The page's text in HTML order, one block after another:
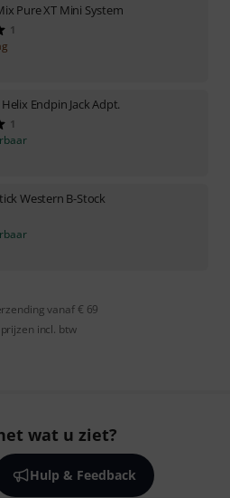
Pure XT Mini System
1
Endpin Jack Adpt.
1
Western B-Stock
vanaf € 69
incl. btw
wat u ziet?
Hulp & Feedback